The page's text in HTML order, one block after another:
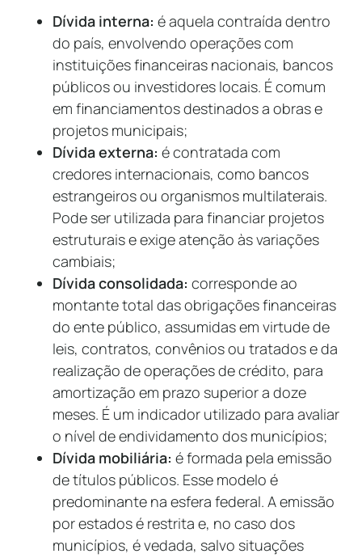
Dívida interna: é aquela contraída dentro
do país, envolvendo operações com
instituições financeiras nacionais, bancos
públicos ou investidores locais. É comum
em financiamentos destinados a obras e
projetos municipais;
Dívida externa: é contratada com
credores internacionais, como bancos
estrangeiros ou organismos multilaterais.
Pode ser utilizada para financiar projetos
estruturais e exige atenção às variações
cambiais;
Dívida consolidada: corresponde ao
montante total das obrigações financeiras
do ente público, assumidas em virtude de
leis, contratos, convênios ou tratados e da
realização de operações de crédito, para
amortização em prazo superior a doze
meses. É um indicador utilizado para avaliar
o nível de endividamento dos municípios;
Dívida mobiliária: é formada pela emissão
de títulos públicos. Esse modelo é
predominante na esfera federal. A emissão
por estados é restrita e, no caso dos
municípios, é vedada, salvo situações